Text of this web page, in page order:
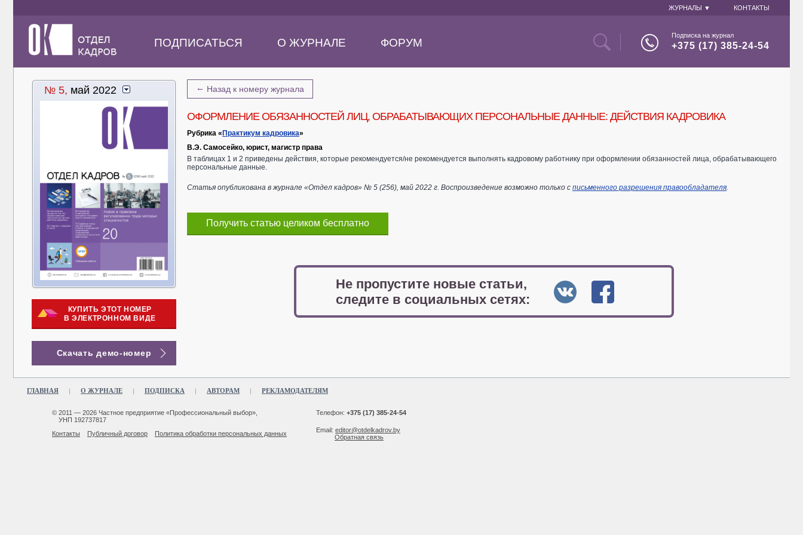
ЖУРНАЛЫ ▼ КОНТАКТЫ
ПОДПИСАТЬСЯ О ЖУРНАЛЕ ФОРУМ
Подписка на журнал
+375 (17) 385-24-54
№ 5, май 2022
КУПИТЬ ЭТОТ НОМЕР
В ЭЛЕКТРОННОМ ВИДЕ
Скачать демо-номер
← Назад к номеру журнала
ОФОРМЛЕНИЕ ОБЯЗАННОСТЕЙ ЛИЦ, ОБРАБАТЫВАЮЩИХ ПЕРСОНАЛЬНЫЕ ДАННЫЕ: ДЕЙСТВИЯ КАДРОВИКА
Рубрика « Практикум кадровика»
В.Э. Самосейко, юрист, магистр права
В таблицах 1 и 2 приведены действия, которые рекомендуется/не рекомендуется выполнять кадровому работнику при оформлении обязанностей лица, обрабатывающего
персональные данные.
Статья опубликована в журнале «Отдел кадров» № 5 (256), май 2022 г. Воспроизведение возможно только с письменного разрешения правообладателя.
Получить статью целиком бесплатно
Не пропустите новые статьи,
следите в социальных сетях:
ГЛАВНАЯ О ЖУРНАЛЕ ПОДПИСКА АВТОРАМ РЕКЛАМОДАТЕЛЯМ
© 2011 — 2026 Частное предприятие «Профессиональный выбор»,
УНП 192737817
Контакты
Публичный договор Политика обработки персональных данных
Телефон: +375 (17) 385-24-54
Email: editor@otdelkadrov.by
Обратная связь